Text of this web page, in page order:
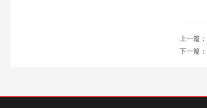
上一篇：
下一篇：